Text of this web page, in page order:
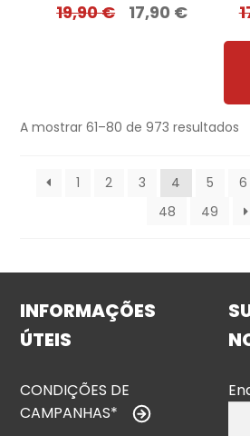
19,90€ 17,90 €
A mostrar 61–80 de 973 resultados
1 2 3 4 5 6
48
49
INFORMAÇÕES
ÚTEIS
CONDIÇÕES DE
CAMPANHAS*